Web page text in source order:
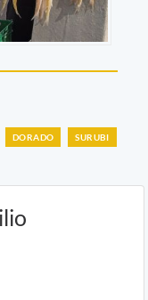
DORADO SURUBI